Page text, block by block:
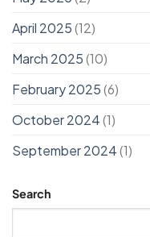
April 2025(12)
March 2025(10)
February 2025(6)
October 2024(1)
September 2024(1)
Search